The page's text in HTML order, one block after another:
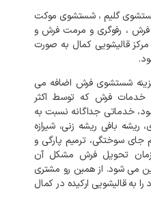
گلیم ، شستشوی موکت
فرش ، رفوگری و مرمت فرش و
قالیشویی کمال به صورت
شستشوی فرش اضافه می
خدمات فرش که توسط اکثر
خدماتی جداگانه نسبت به
بافی ریشه زنی، شیرازه
جای سوختگی، ترمیم پارگی و
زمان تحویل فرش مشکل آن
می شود. از همین رو مشتری
به قالیشویی ارکیده در کمال